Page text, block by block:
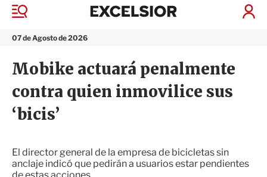
M
n
07 de Agosto de 2026
I
x
s
i
o
r
Mobike actuará penalmente
contra quien inmovilice sus
‘bicis’
El director general de la empresa de bicicletas sin
anclaje indicó que pedirán a usuarios estar pendientes